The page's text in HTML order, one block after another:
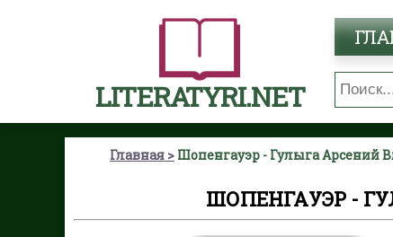
LITERATYRI.NET
Главная Шопенгауэр - Гулыга Арсений
ШОПЕНГАУЭР -